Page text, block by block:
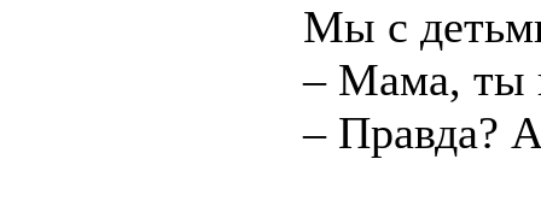
Мы с
– Мама, ты
– Правда?